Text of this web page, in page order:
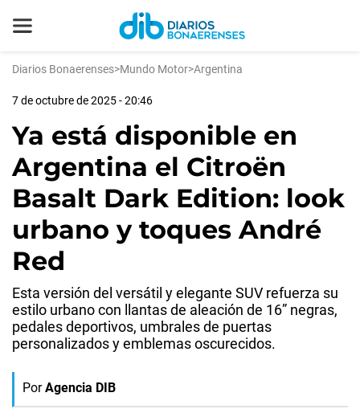
Diarios Bonaerenses>Mundo Motor>Argentina
7 de octubre de 2025 - 20:46
Ya está disponible en
Argentina el Citroën
Basalt Dark Edition: look
urbano y toques André
Red
Esta versión del versátil y elegante SUV refuerza su
estilo urbano con llantas de aleación de 16” negras,
pedales deportivos, umbrales de puertas
personalizados y emblemas oscurecidos.
Por Agencia DIB